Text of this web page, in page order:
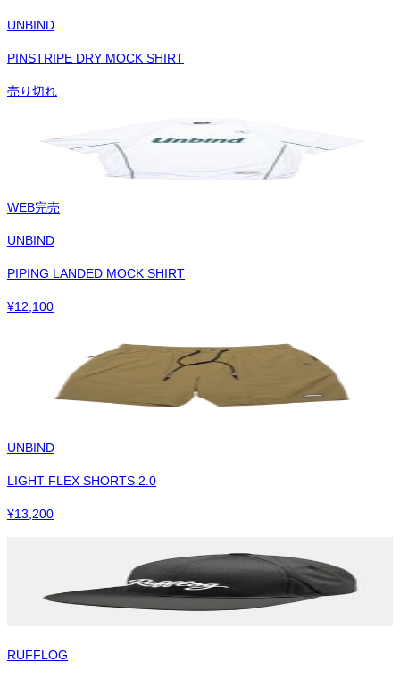
UNBIND
PINSTRIPE DRY MOCK SHIRT
売り切れ
WEB完売
UNBIND
PIPING LANDED MOCK SHIRT
¥12,100
UNBIND
LIGHT FLEX SHORTS 2.0
¥13,200
RUFFLOG